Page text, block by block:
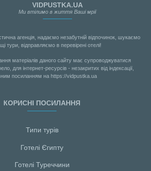
VIDPUSTKA.UA
Ми втілимо в життя Ваші мрії
агенція, надаємо незабутній відпочинок, шукаємо
тури, відправляємо в перевірені отелі!
матеріалів даного сайту має супроводжуватися
для інтернет-ресурсів - незакритих від індексації,
посиланням на https://vidpustka.ua
КОРИСНІ ПОСИЛАННЯ
Типи турів
Готелі Єгипту
Готелі Туреччини